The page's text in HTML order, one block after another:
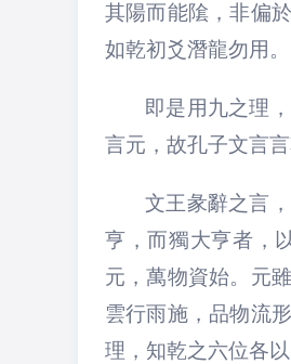
其陽而能隂，非偏
如乾初爻潛龍勿用。
即是用九之理
言元，故孔子文言
文王彖辭之言
亨，而獨大亨者，
元，萬物資始。元
雲行雨施，品物流
理，知乾之六位各